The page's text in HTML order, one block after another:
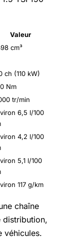
Valeur
cm³
ch (110 kW)
Nm
tr/min
6,5 l/100
4,2 l/100
5,1 l/100
117 g/km
chaîne
distribution,
véhicules.